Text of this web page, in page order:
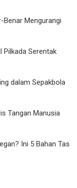
Benar Mengurangi
Pilkada Serentak
dalam Sepakbola
Tangan Manusia
Ini 5 Bahan Tas